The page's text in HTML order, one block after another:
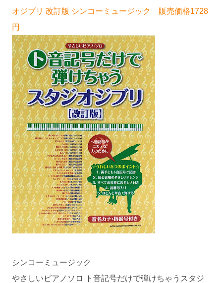
オジブリ 改訂版 シンコーミュージック 販売価格1728
円
シンコーミュージック
やさしいピアノソロ ト音記号だけで弾けちゃうスタジ